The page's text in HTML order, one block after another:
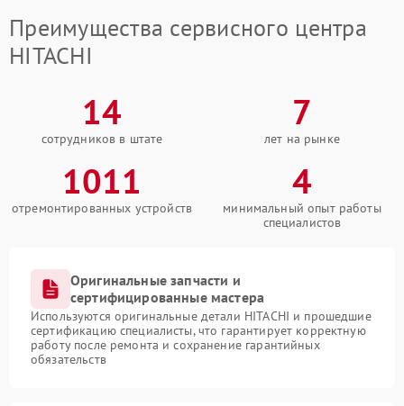
Преимущества сервисного центра
HITACHI
14
сотрудников в штате
7
лет на рынке
1011
отремонтированных устройств
4
минимальный опыт работы
специалистов
Оригинальные запчасти и
сертифицированные мастера
Используются оригинальные детали HITACHI и прошедшие
сертификацию специалисты, что гарантирует корректную
работу после ремонта и сохранение гарантийных
обязательств